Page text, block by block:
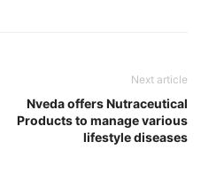
Next article
Nveda offers Nutraceutical
Products to manage various
lifestyle diseases